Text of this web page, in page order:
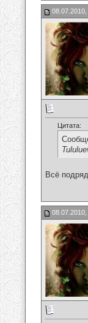
Цитата:
Всё